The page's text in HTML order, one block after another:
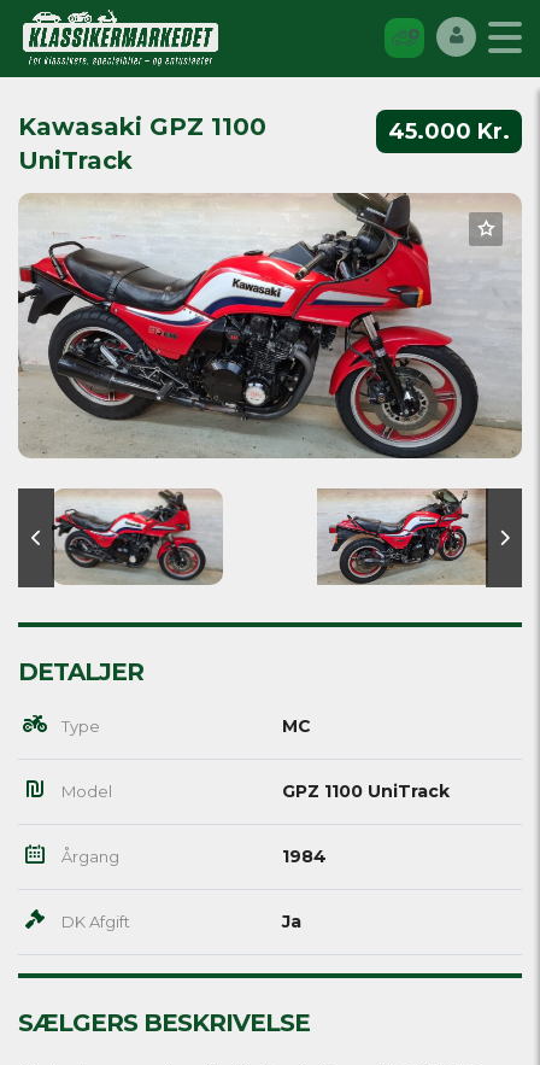
45.000 Kr.
Kawasaki GPZ 1100
UniTrack
DETALJER
Type MC
Model GPZ 1100 UniTrack
Årgang 1984
DK Afgift Ja
SÆLGERS BESKRIVELSE